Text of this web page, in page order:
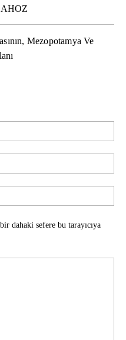
Mezopotamya Ve
dahaki sefere bu tarayıcıya